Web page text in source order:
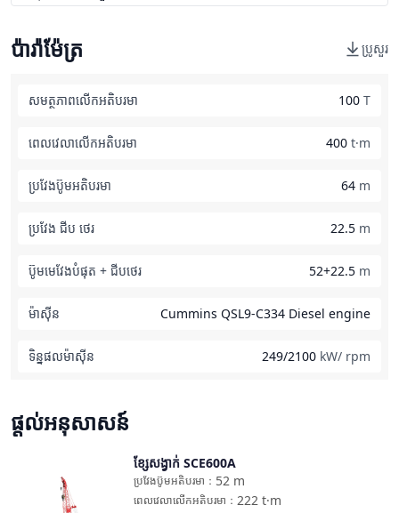
ប៉ារ៉ាម៉ែត្រ ប្រូសួរ
សមត្ថភាពលើកអតិបរមា 100 T
ពេលវេលាលើកអតិបរមា 400 t·m
ប្រវែងប៊ូមអតិបរមា 64 m
ប្រវែង ជីប ថេរ 22.5 m
ប៊ូមមេវែងបំផុត + ជីបថេរ 52+22.5 m
ម៉ាស៊ីន Cummins QSL9-C334 Diesel engine
ទិន្នផលម៉ាស៊ីន 249/2100 kW/ rpm
ផ្តល់អនុសាសន៍
ខ្សែសង្វាក់ SCE600A
52 m
ប្រវែងប៊ូមអតិបរមា ：
222 t·m
ពេលវេលាលើកអតិបរមា ：